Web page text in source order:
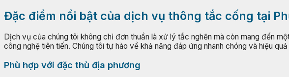
Đặc điểm nổi bật của dịch vụ thông tắc cống tại
Dịch vụ của chúng tôi không chỉ đơn thuần là xử lý tắc nghẽn mà còn mang đến
công nghệ tiên tiến. Chúng tôi tự hào về khả năng đáp ứng nhanh chóng và hiệu
Phù hợp với đặc thù địa phương